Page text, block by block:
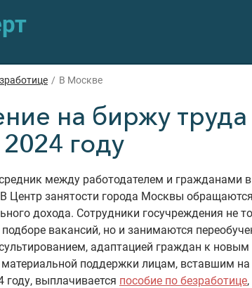
/ В Москве
на биржу труда
году
между работодателем и гражданами
Центр занятости города Москвы
дохода. Сотрудники госучреждения не
вакансий, но и занимаются
адаптацией граждан к новым
материальной поддержки лицам, вставшим
выплачивается пособие по безработице